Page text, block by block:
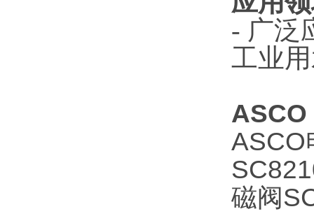
- 广泛
工业
ASCO
ASCO
磁阀